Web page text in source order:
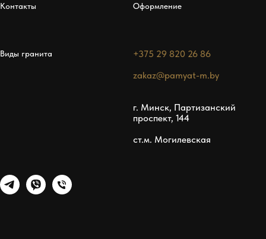
Контакты
Оформление
Виды гранита
+375 29 820 26 86
zakaz@pamyat-m.by
г. Минск, Партизанский
проспект, 144
ст.м. Могилевская